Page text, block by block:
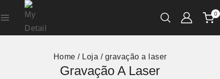
0
Home / Loja / gravação a laser
Gravação A Laser